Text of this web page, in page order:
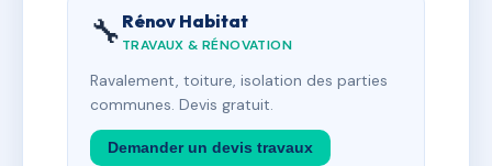
🔧 Rénov Habitat
TRAVAUX & RÉNOVATION
Ravalement, toiture, isolation des parties
communes. Devis gratuit.
Demander un devis travaux